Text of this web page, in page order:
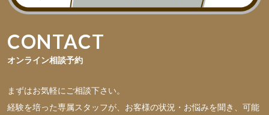
CONTACT
オンライン相談予約
まずはお気軽にご相談下さい。
経験を培った専属スタッフが、お客様の状況・お悩みを聞き、可能